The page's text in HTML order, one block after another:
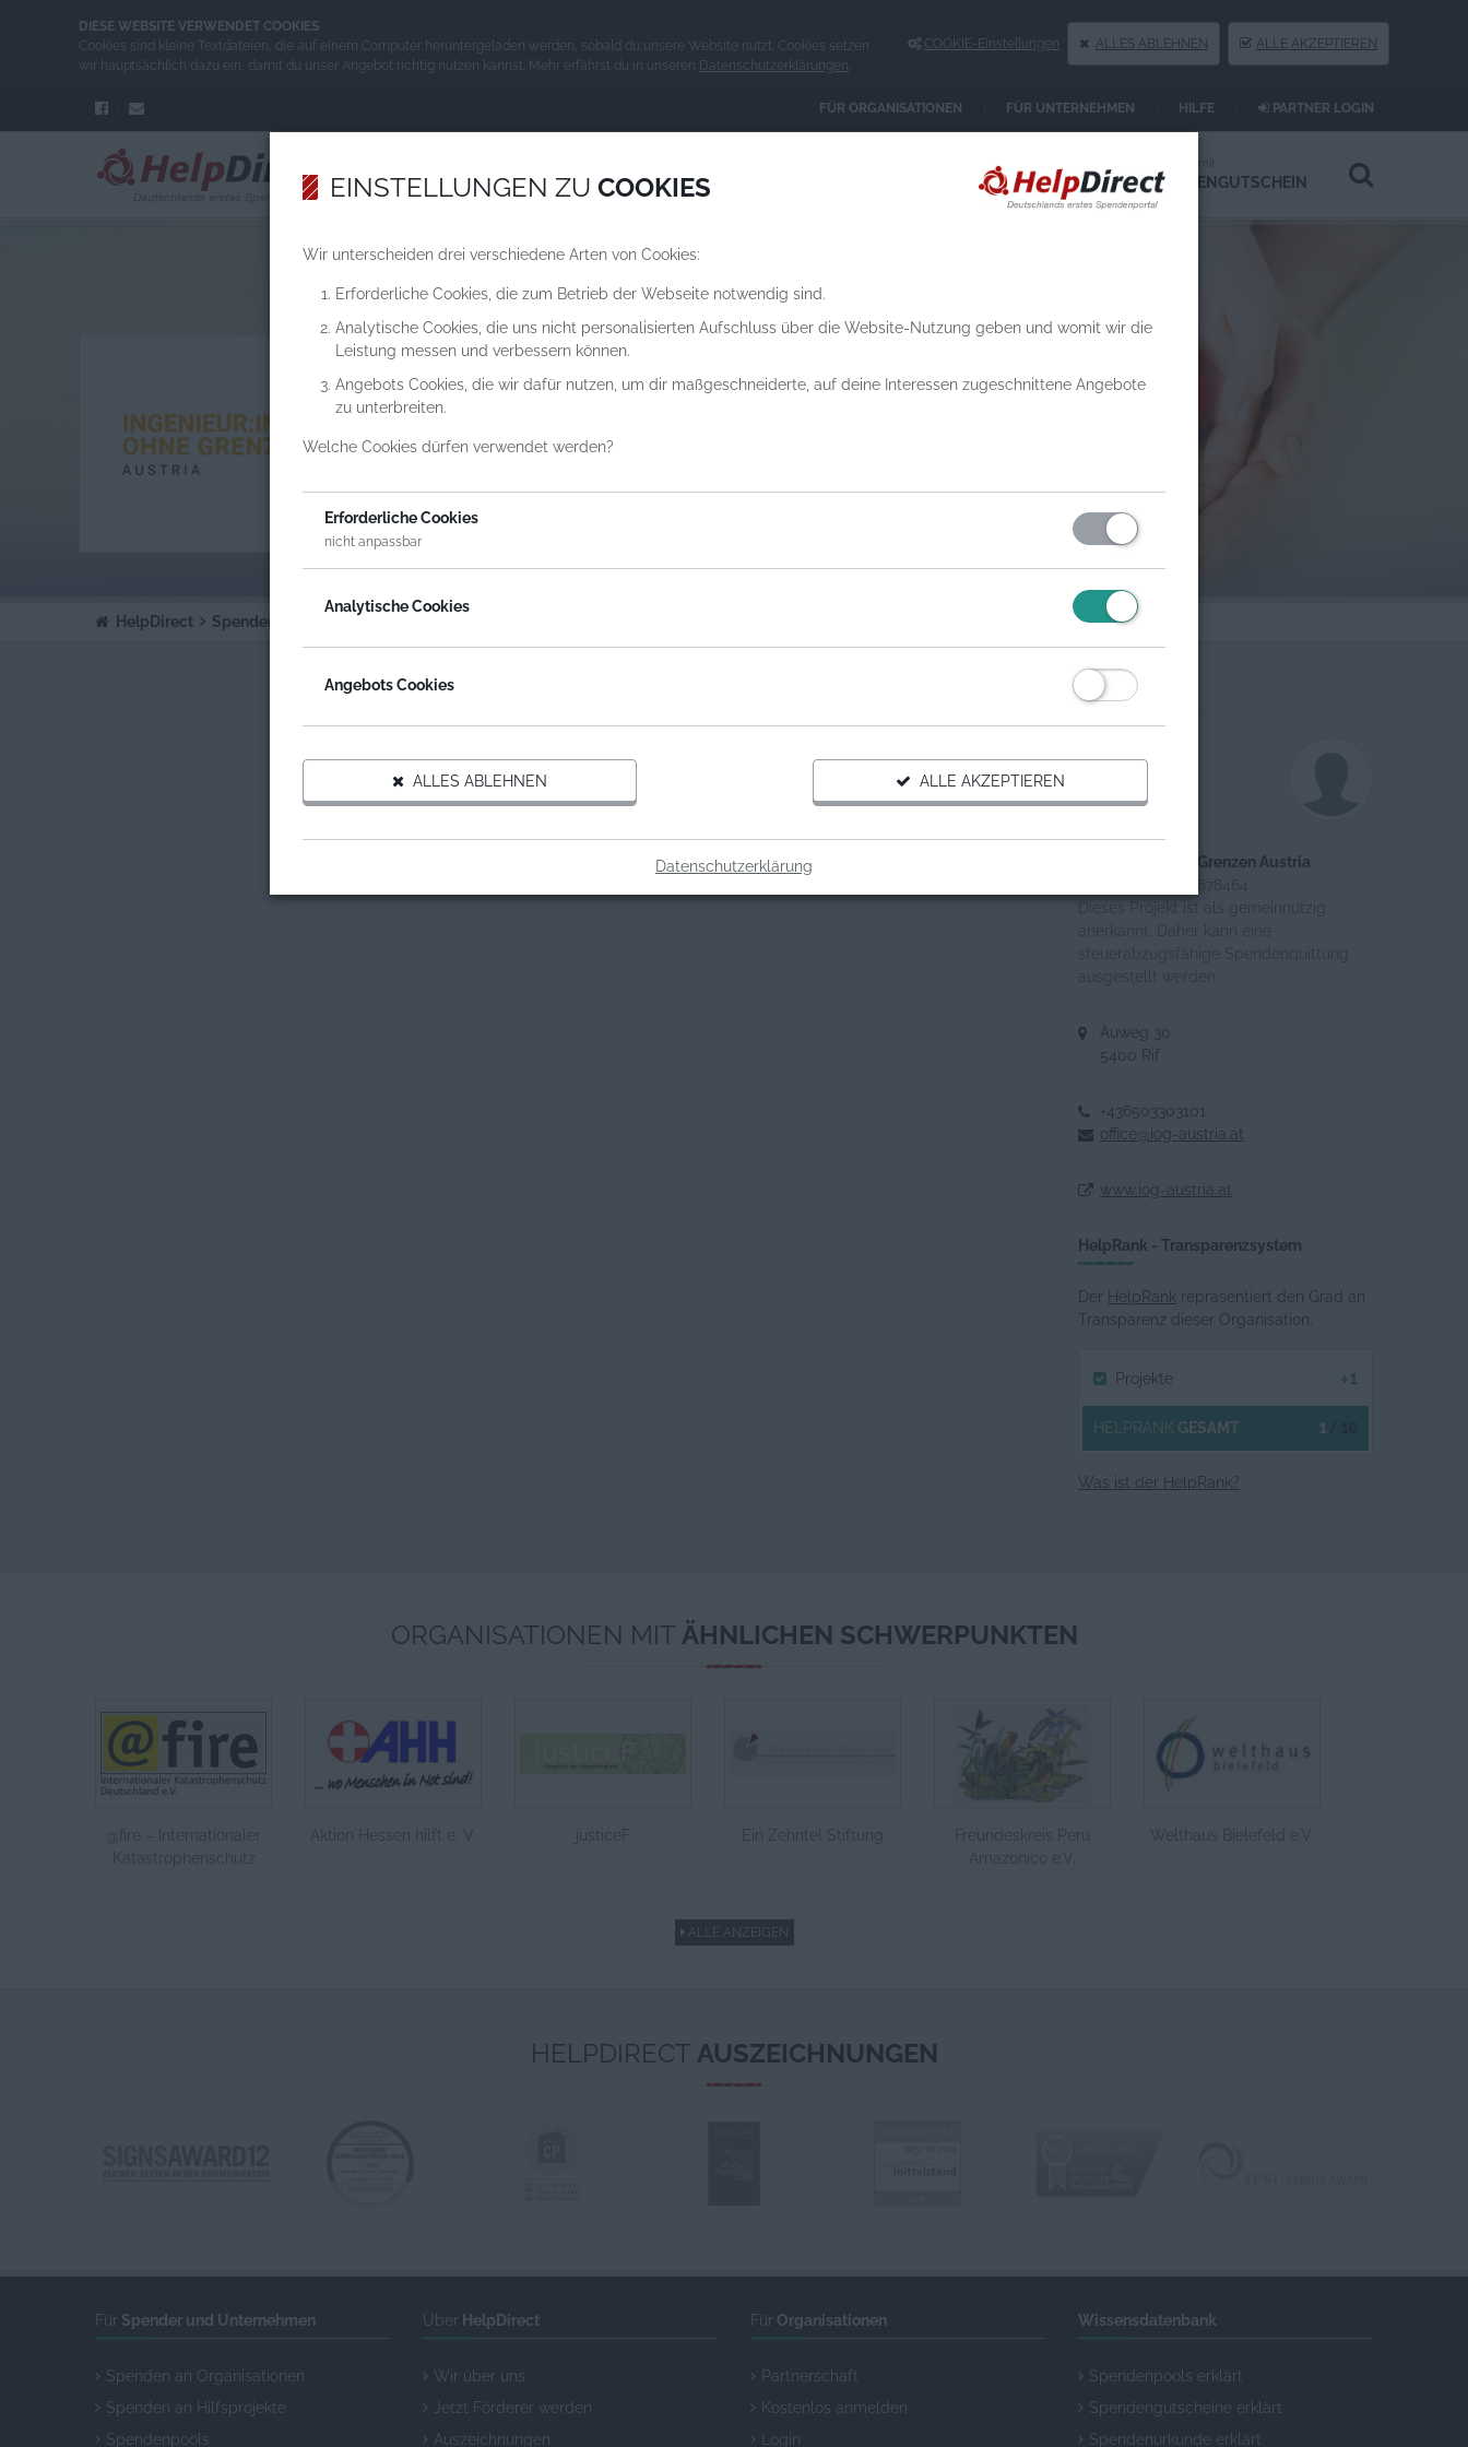
DIESE WEBSITE VERWENDET COOKIES
Cookies sind kleine Textdateien, die auf einem Computer heruntergeladen werden, sobald du unsere Website nutzt. Cookies setzen
wir hauptsächlich dazu ein, damit du unser Angebot richtig nutzen kannst. Mehr erfährst du in unseren Datenschutzerklärungen
COOKIE-Einstellungen ALLES ABLEHNEN ALLE AKZEPTIEREN
FÜR ORGANISATIONEN FÜR UNTERNEHMEN HILFE PARTNER LOGIN
Spenden an
HILFSPROJEKTE SPENDENGUTSCHEIN
ORGANISATION
INGENIEURE OHNE GRENZEN AUSTRIA
HelpDirect Spenden an Organisationen
Organisation
Ansprechpartner
Ingenieure ohne Grenzen Austria
Dieses Projekt ist als gemeinnützig
Auweg 30
5400 Rif
+436503303101
office@iog-austria.at
www.iog-austria.at
HelpRank - Transparenzsystem
Der HelpRank repräsentiert den Grad an
Transparenz dieser Organisation.
Projekte +1
HELPRANK GESAMT 1
Was ist der HelpRank?
ORGANISATIONEN MIT ÄHNLICHEN SCHWERPUNKTEN
@fire – Internationaler
Katastrophenschutz
Aktion Hessen hilft e. V. Ein Zehntel Stiftung
Amazonico e.V.
Welthaus Bielefeld e.V.
ALLE ANZEIGEN
HELPDIRECT AUSZEICHNUNGEN
Für Spender und Unternehmen
Spenden an Organisationen
Spenden an Hilfsprojekte
Spendenpools
Über HelpDirect
Wir über uns
Jetzt Förderer werden
Auszeichnungen
Für Organisationen
Partnerschaft
Kostenlos anmelden
Login
Wissensdatenbank
Spendenpools erklärt
Spendengutscheine erklärt
Spendenurkunde erklärt
EINSTELLUNGEN ZU COOKIES
Wir unterscheiden drei verschiedene Arten von Cookies:
Erforderliche Cookies, die zum Betrieb der Webseite notwendig sind.
Analytische Cookies, die uns nicht personalisierten Aufschluss über die Website-Nutzung geben und womit wir die
Leistung messen und verbessern können.
Angebots Cookies, die wir dafür nutzen, um dir maßgeschneiderte, auf deine Interessen zugeschnittene Angebote
zu unterbreiten.
Welche Cookies dürfen verwendet werden?
Erforderliche Cookies
nicht anpassbar
Analytische Cookies
Angebots Cookies
ALLES ABLEHNEN ALLE AKZEPTIEREN
Datenschutzerklärung